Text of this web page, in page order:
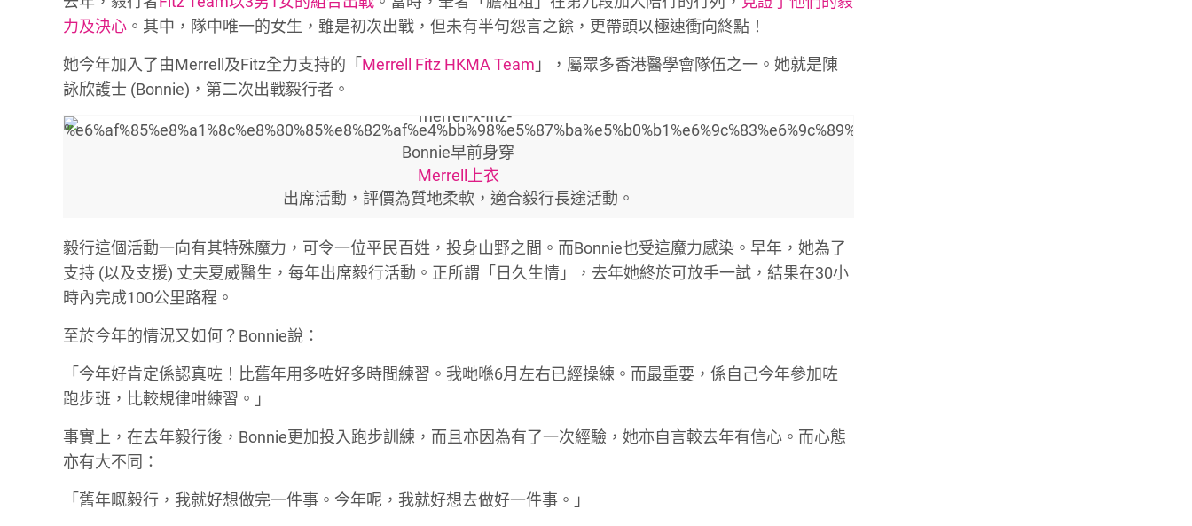
力及決心 。其中，隊中唯一的女生，雖是初次出戰，但未有半句怨言之餘，更帶頭以極速衝向終點！
她今年加入了由Merrell及Fitz全力支持的「 Merrell Fitz HKMA Team 」，屬眾多香港醫學會隊伍之一。她就是陳
詠欣護士 (Bonnie)，第二次出戰毅行者。
Bonnie早前身穿
Merrell上衣
出席活動，評價為質地柔軟，適合毅行長途活動。
毅行這個活動一向有其特殊魔力，可令一位平民百姓，投身山野之間。而Bonnie也受這魔力感染。早年，她為了
支持 (以及支援) 丈夫夏威醫生，每年出席毅行活動。正所謂「日久生情」，去年她終於可放手一試，結果在30小
時內完成100公里路程。
至於今年的情況又如何？Bonnie說：
「今年好肯定係認真咗！比舊年用多咗好多時間練習。我哋喺6月左右已經操練。而最重要，係自己今年參加咗
跑步班，比較規律咁練習。」
事實上，在去年毅行後，Bonnie更加投入跑步訓練，而且亦因為有了一次經驗，她亦自言較去年有信心。而心態
亦有大不同：
「舊年嘅毅行，我就好想做完一件事。今年呢，我就好想去做好一件事。」